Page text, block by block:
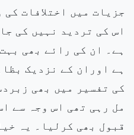
جزیات میں اختلافات کی
اس کی تردید نہیں کی
ہے۔ ان کی رائے بھی
ہے اوران کے نزدیک
کی تفسیر میں بھی
مل رہی تھی اس وجہ سے
قبول بھی کرلیا۔ یہ